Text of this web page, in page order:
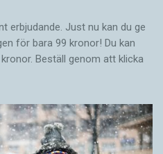
erbjudande. Just nu kan du ge
för bara 99 kronor! Du kan
Beställ genom att klicka